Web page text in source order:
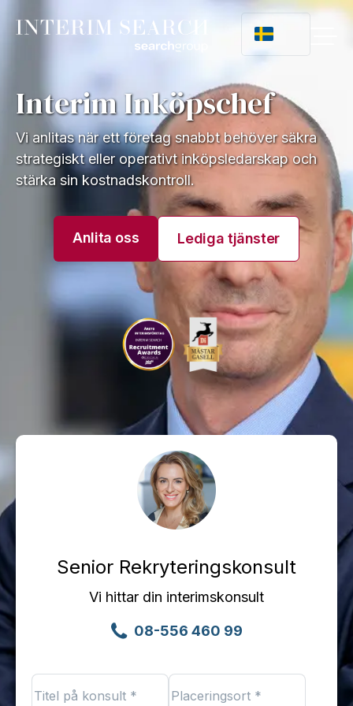
Interim Inköpschef
Vi anlitas när ett företag snabbt behöver säkra
strategiskt eller operativt inköpsledarskap och
stärka sin kostnadskontroll.
Anlita oss Lediga tjänster
Senior Rekryteringskonsult
Vi hittar din interimskonsult
08-556 460 99
Titel
på
Placeringsort
**